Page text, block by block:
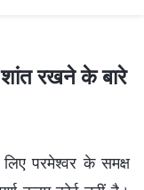
रखने के बारे
परमेश्वर के समक्ष